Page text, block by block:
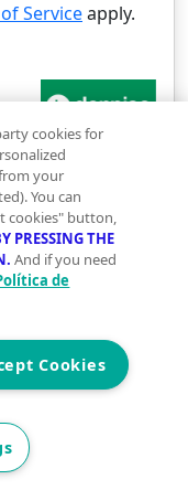
Serviceapply.
agencia
cookies for
your
You can
cookies" button,
PRESSING THE
And if you need
de
Cookies